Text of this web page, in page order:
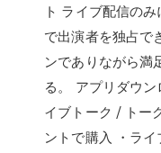
ト ライブ配信の
で出演者を独占で
ンでありながら満
る。 アプリダウ
イブトーク / トー
ントで購入 ・ラ